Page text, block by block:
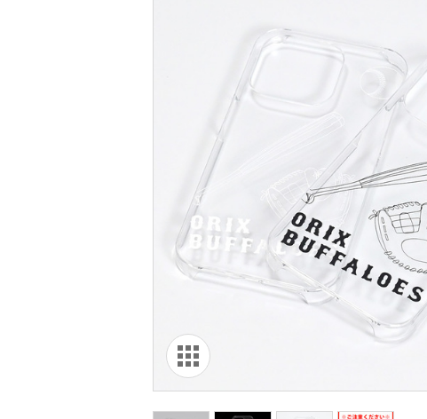
EC限定販売
1000円以上3000円
オリ達にお